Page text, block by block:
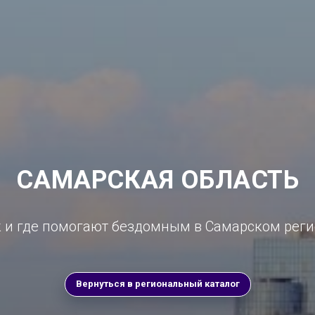
САМАРСКАЯ ОБЛАСТЬ
и где помогают бездомным в Самарском
Вернуться в региональный каталог